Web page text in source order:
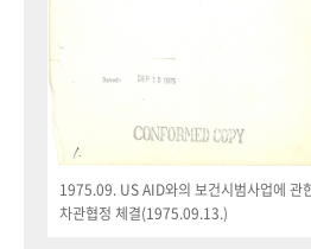
1975.09. US AID와의 보건시범사업에 관
차관협정 체결(1975.09.13.)